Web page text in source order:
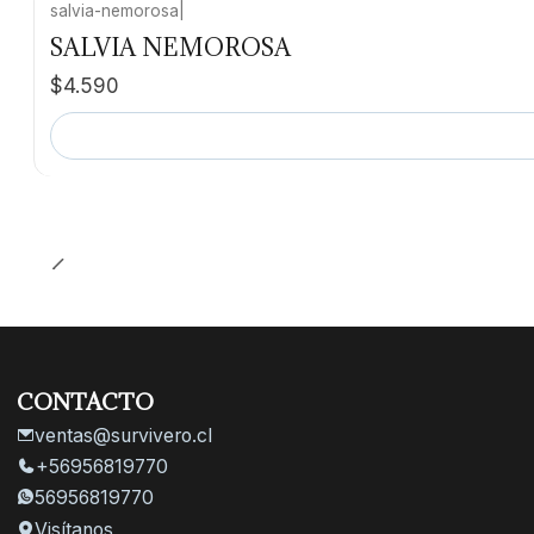
salvia-nemorosa
SALVIA NEMOROSA
$4.590
CONTACTO
ventas@survivero.cl
+56956819770
56956819770
Visítanos